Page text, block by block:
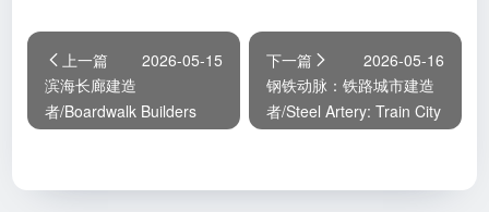
上一篇
2026-05-15
滨海长廊建造
者/Boardwalk Builders
下一篇
2026-05-16
钢铁动脉：铁路城市建造
者/Steel Artery: Train City
Builder